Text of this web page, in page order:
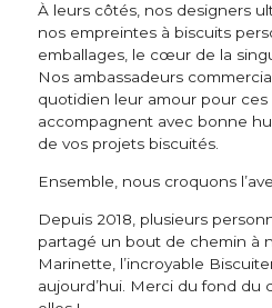
À leurs côtés, nos designers
nos empreintes à biscuits
emballages, le cœur de la
Nos ambassadeurs
quotidien leur amour pour
accompagnent avec bonne
de vos projets biscuités.
Ensemble, nous croquons
Depuis 2018, plusieurs
partagé un bout de chemin à
Marinette, l’incroyable
aujourd’hui. Merci du fond du